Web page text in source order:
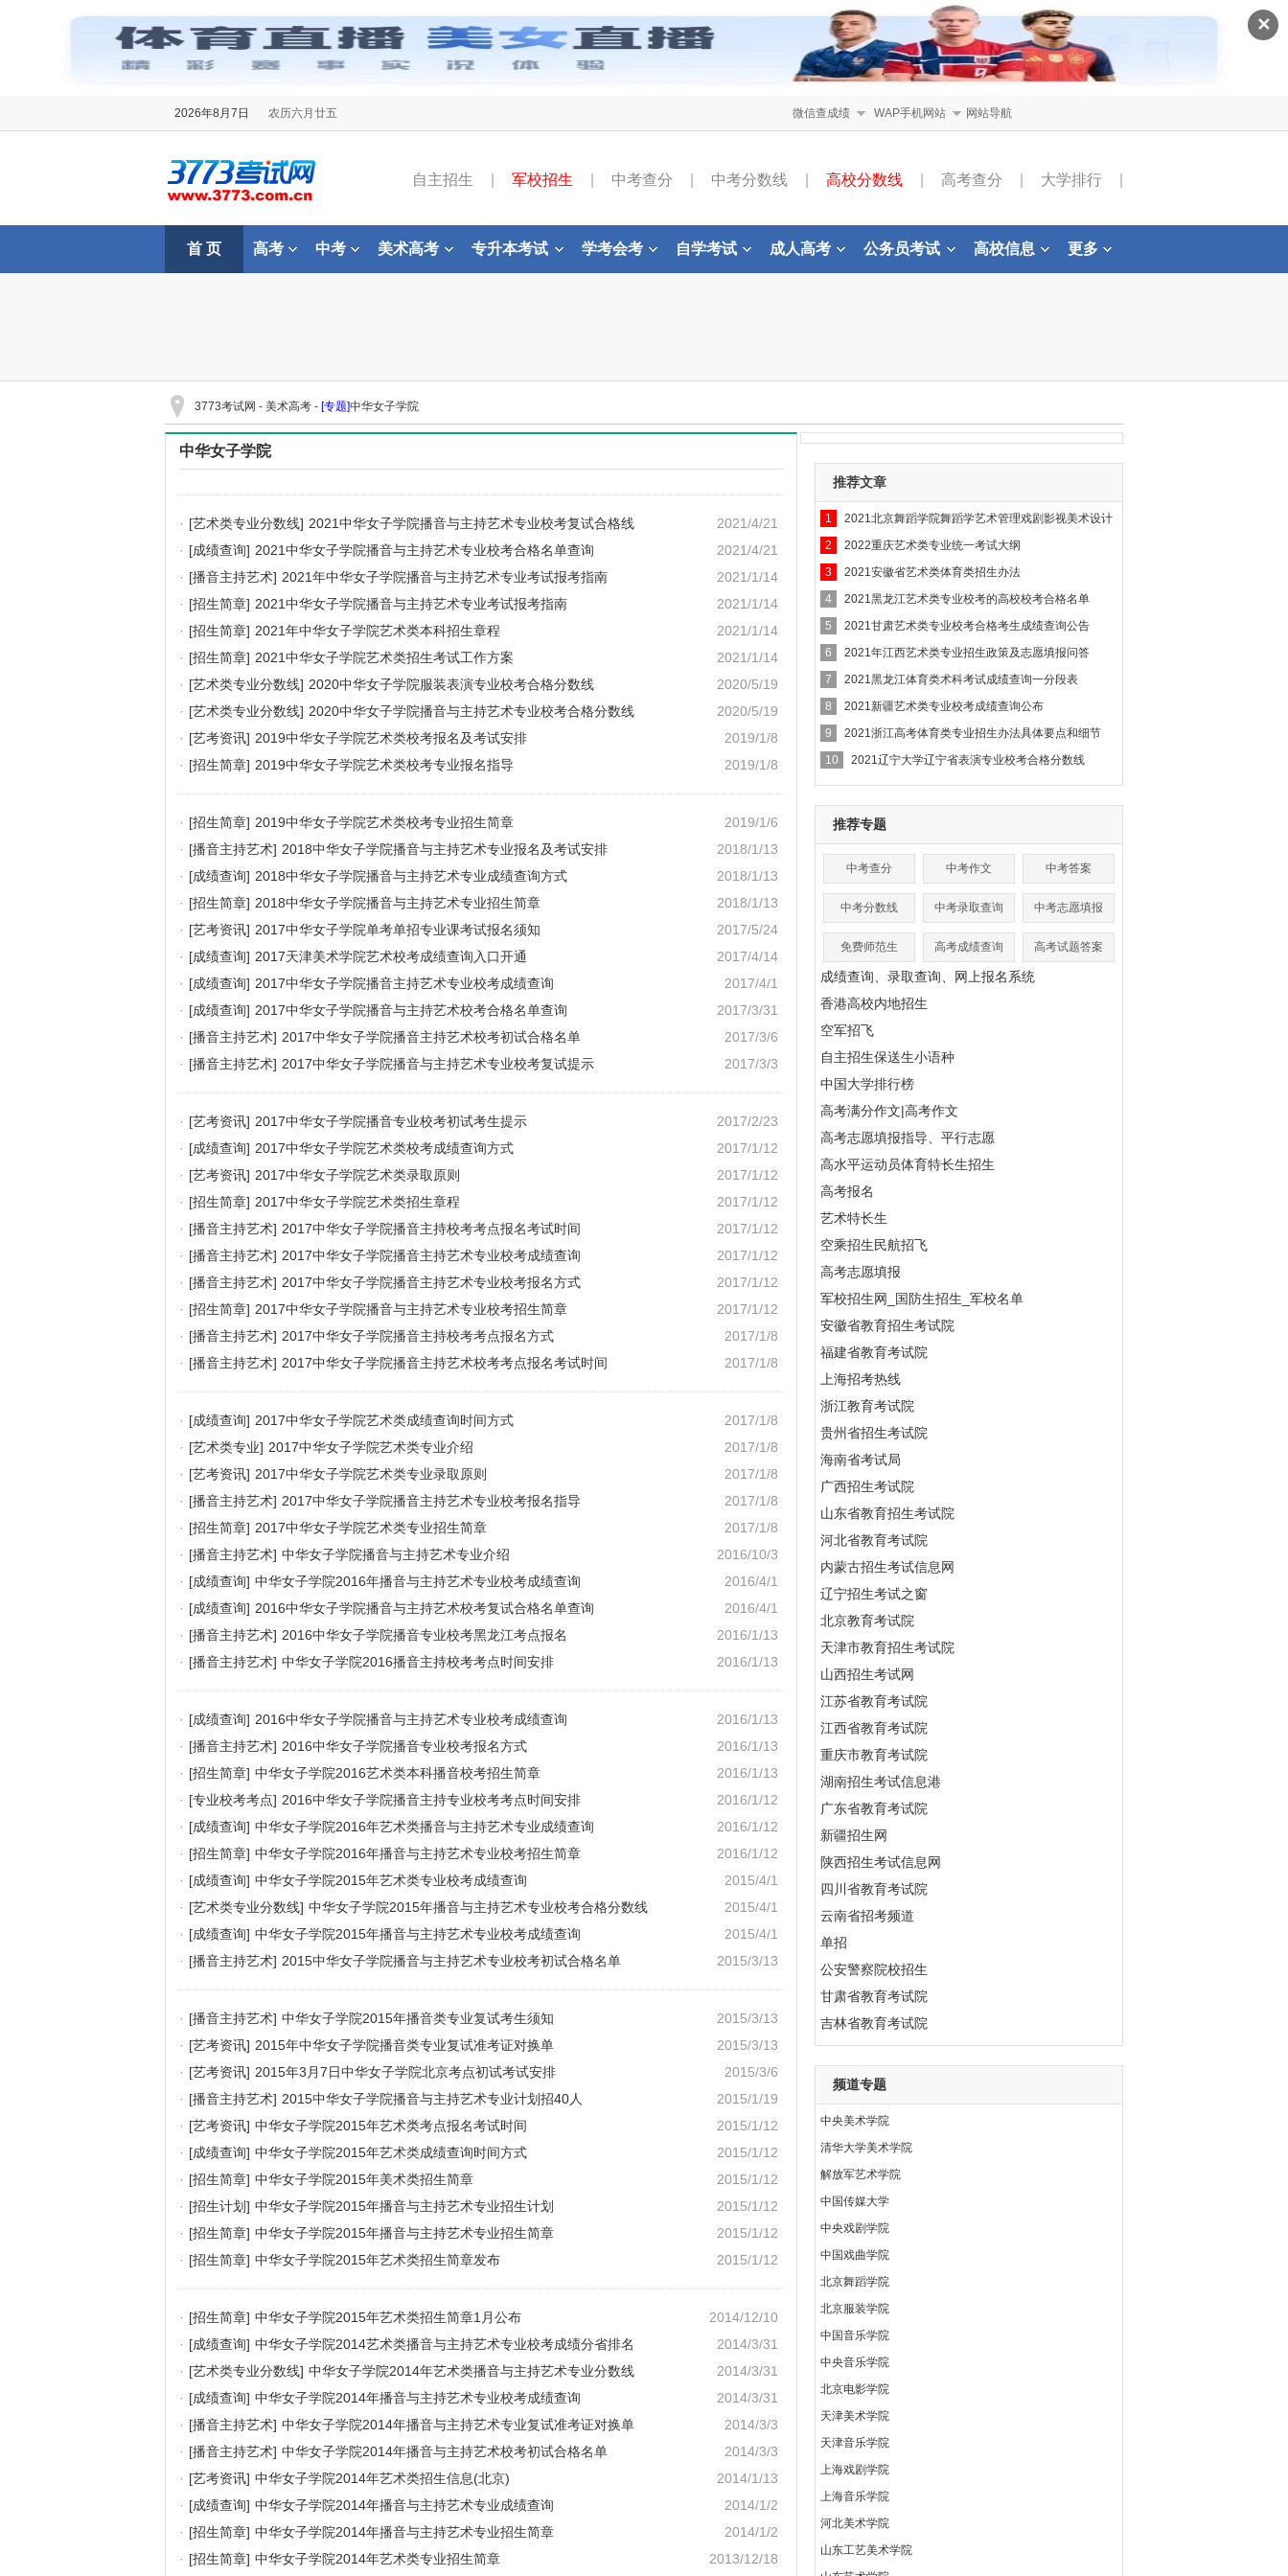
✕
2026年8月7日 农历六月廿五 微信查成绩 WAP手机网站 网站导航
自主招生 军校招生 中考查分 中考分数线 高校分数线 高考查分 大学排行
首 页 高考 中考 美术高考 专升本考试 学考会考 自学考试 成人高考 公务员考试 高校信息 更多
3773考试网 - 美术高考 - [专题]中华女子学院
中华女子学院
2021/4/21
· [艺术类专业分数线] 2021中华女子学院播音与主持艺术专业校考复试合格线
2021/4/21
· [成绩查询] 2021中华女子学院播音与主持艺术专业校考合格名单查询
2021/1/14
· [播音主持艺术] 2021年中华女子学院播音与主持艺术专业考试报考指南
2021/1/14
· [招生简章] 2021中华女子学院播音与主持艺术专业考试报考指南
2021/1/14
· [招生简章] 2021年中华女子学院艺术类本科招生章程
2021/1/14
· [招生简章] 2021中华女子学院艺术类招生考试工作方案
2020/5/19
· [艺术类专业分数线] 2020中华女子学院服装表演专业校考合格分数线
2020/5/19
· [艺术类专业分数线] 2020中华女子学院播音与主持艺术专业校考合格分数线
2019/1/8
· [艺考资讯] 2019中华女子学院艺术类校考报名及考试安排
2019/1/8
· [招生简章] 2019中华女子学院艺术类校考专业报名指导
2019/1/6
· [招生简章] 2019中华女子学院艺术类校考专业招生简章
2018/1/13
· [播音主持艺术] 2018中华女子学院播音与主持艺术专业报名及考试安排
2018/1/13
· [成绩查询] 2018中华女子学院播音与主持艺术专业成绩查询方式
2018/1/13
· [招生简章] 2018中华女子学院播音与主持艺术专业招生简章
2017/5/24
· [艺考资讯] 2017中华女子学院单考单招专业课考试报名须知
2017/4/14
· [成绩查询] 2017天津美术学院艺术校考成绩查询入口开通
2017/4/1
· [成绩查询] 2017中华女子学院播音主持艺术专业校考成绩查询
2017/3/31
· [成绩查询] 2017中华女子学院播音与主持艺术校考合格名单查询
2017/3/6
· [播音主持艺术] 2017中华女子学院播音主持艺术校考初试合格名单
2017/3/3
· [播音主持艺术] 2017中华女子学院播音与主持艺术专业校考复试提示
2017/2/23
· [艺考资讯] 2017中华女子学院播音专业校考初试考生提示
2017/1/12
· [成绩查询] 2017中华女子学院艺术类校考成绩查询方式
2017/1/12
· [艺考资讯] 2017中华女子学院艺术类录取原则
2017/1/12
· [招生简章] 2017中华女子学院艺术类招生章程
2017/1/12
· [播音主持艺术] 2017中华女子学院播音主持校考考点报名考试时间
2017/1/12
· [播音主持艺术] 2017中华女子学院播音主持艺术专业校考成绩查询
2017/1/12
· [播音主持艺术] 2017中华女子学院播音主持艺术专业校考报名方式
2017/1/12
· [招生简章] 2017中华女子学院播音与主持艺术专业校考招生简章
2017/1/8
· [播音主持艺术] 2017中华女子学院播音主持校考考点报名方式
2017/1/8
· [播音主持艺术] 2017中华女子学院播音主持艺术校考考点报名考试时间
2017/1/8
· [成绩查询] 2017中华女子学院艺术类成绩查询时间方式
2017/1/8
· [艺术类专业] 2017中华女子学院艺术类专业介绍
2017/1/8
· [艺考资讯] 2017中华女子学院艺术类专业录取原则
2017/1/8
· [播音主持艺术] 2017中华女子学院播音主持艺术专业校考报名指导
2017/1/8
· [招生简章] 2017中华女子学院艺术类专业招生简章
2016/10/3
· [播音主持艺术] 中华女子学院播音与主持艺术专业介绍
2016/4/1
· [成绩查询] 中华女子学院2016年播音与主持艺术专业校考成绩查询
2016/4/1
· [成绩查询] 2016中华女子学院播音与主持艺术校考复试合格名单查询
2016/1/13
· [播音主持艺术] 2016中华女子学院播音专业校考黑龙江考点报名
2016/1/13
· [播音主持艺术] 中华女子学院2016播音主持校考考点时间安排
2016/1/13
· [成绩查询] 2016中华女子学院播音与主持艺术专业校考成绩查询
2016/1/13
· [播音主持艺术] 2016中华女子学院播音专业校考报名方式
2016/1/13
· [招生简章] 中华女子学院2016艺术类本科播音校考招生简章
2016/1/12
· [专业校考考点] 2016中华女子学院播音主持专业校考考点时间安排
2016/1/12
· [成绩查询] 中华女子学院2016年艺术类播音与主持艺术专业成绩查询
2016/1/12
· [招生简章] 中华女子学院2016年播音与主持艺术专业校考招生简章
2015/4/1
· [成绩查询] 中华女子学院2015年艺术类专业校考成绩查询
2015/4/1
· [艺术类专业分数线] 中华女子学院2015年播音与主持艺术专业校考合格分数线
2015/4/1
· [成绩查询] 中华女子学院2015年播音与主持艺术专业校考成绩查询
2015/3/13
· [播音主持艺术] 2015中华女子学院播音与主持艺术专业校考初试合格名单
2015/3/13
· [播音主持艺术] 中华女子学院2015年播音类专业复试考生须知
2015/3/13
· [艺考资讯] 2015年中华女子学院播音类专业复试准考证对换单
2015/3/6
· [艺考资讯] 2015年3月7日中华女子学院北京考点初试考试安排
2015/1/19
· [播音主持艺术] 2015中华女子学院播音与主持艺术专业计划招40人
2015/1/12
· [艺考资讯] 中华女子学院2015年艺术类考点报名考试时间
2015/1/12
· [成绩查询] 中华女子学院2015年艺术类成绩查询时间方式
2015/1/12
· [招生简章] 中华女子学院2015年美术类招生简章
2015/1/12
· [招生计划] 中华女子学院2015年播音与主持艺术专业招生计划
2015/1/12
· [招生简章] 中华女子学院2015年播音与主持艺术专业招生简章
2015/1/12
· [招生简章] 中华女子学院2015年艺术类招生简章发布
2014/12/10
· [招生简章] 中华女子学院2015年艺术类招生简章1月公布
2014/3/31
· [成绩查询] 中华女子学院2014艺术类播音与主持艺术专业校考成绩分省排名
2014/3/31
· [艺术类专业分数线] 中华女子学院2014年艺术类播音与主持艺术专业分数线
2014/3/31
· [成绩查询] 中华女子学院2014年播音与主持艺术专业校考成绩查询
2014/3/3
· [播音主持艺术] 中华女子学院2014年播音与主持艺术专业复试准考证对换单
2014/3/3
· [播音主持艺术] 中华女子学院2014年播音与主持艺术校考初试合格名单
2014/1/13
· [艺考资讯] 中华女子学院2014年艺术类招生信息(北京)
2014/1/2
· [成绩查询] 中华女子学院2014年播音与主持艺术专业成绩查询
2014/1/2
· [招生简章] 中华女子学院2014年播音与主持艺术专业招生简章
2013/12/18
· [招生简章] 中华女子学院2014年艺术类专业招生简章
推荐文章
1
2021北京舞蹈学院舞蹈学艺术管理戏剧影视美术设计
专业
2
2022重庆艺术类专业统一考试大纲
3
2021安徽省艺术类体育类招生办法
4
2021黑龙江艺术类专业校考的高校校考合格名单
5
2021甘肃艺术类专业校考合格考生成绩查询公告
6
2021年江西艺术类专业招生政策及志愿填报问答
7
2021黑龙江体育类术科考试成绩查询一分段表
8
2021新疆艺术类专业校考成绩查询公布
9
2021浙江高考体育类专业招生办法具体要点和细节
10
2021辽宁大学辽宁省表演专业校考合格分数线
推荐专题
中考查分 中考作文 中考答案
中考分数线 中考录取查询 中考志愿填报
免费师范生 高考成绩查询 高考试题答案
成绩查询、录取查询、网上报名系统
香港高校内地招生
空军招飞
自主招生保送生小语种
中国大学排行榜
高考满分作文|高考作文
高考志愿填报指导、平行志愿
高水平运动员体育特长生招生
高考报名
艺术特长生
空乘招生民航招飞
高考志愿填报
军校招生网_国防生招生_军校名单
安徽省教育招生考试院
福建省教育考试院
上海招考热线
浙江教育考试院
贵州省招生考试院
海南省考试局
广西招生考试院
山东省教育招生考试院
河北省教育考试院
内蒙古招生考试信息网
辽宁招生考试之窗
北京教育考试院
天津市教育招生考试院
山西招生考试网
江苏省教育考试院
江西省教育考试院
重庆市教育考试院
湖南招生考试信息港
广东省教育考试院
新疆招生网
陕西招生考试信息网
四川省教育考试院
云南省招考频道
单招
公安警察院校招生
甘肃省教育考试院
吉林省教育考试院
频道专题
中央美术学院
清华大学美术学院
解放军艺术学院
中国传媒大学
中央戏剧学院
中国戏曲学院
北京舞蹈学院
北京服装学院
中国音乐学院
中央音乐学院
北京电影学院
天津美术学院
天津音乐学院
上海戏剧学院
上海音乐学院
河北美术学院
山东工艺美术学院